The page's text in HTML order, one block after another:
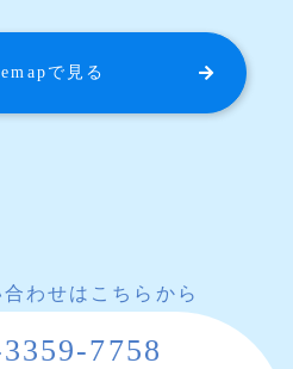
で見る
わせはこちらから
7758